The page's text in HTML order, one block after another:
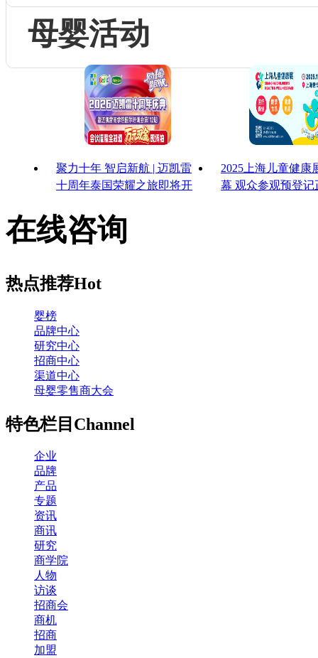
母婴活动
聚力十年 智启新航 | 迈凯雷
十周年泰国荣耀之旅即将开
2025上海儿童健康
幕 观众参观预登记
在线咨询
热点推荐Hot
婴榜
品牌中心
研究中心
招商中心
渠道中心
母婴零售商大会
特色栏目 Channel
企业
品牌
产品
专题
资讯
商讯
研究
商学院
人物
访谈
招商会
商机
招商
加盟